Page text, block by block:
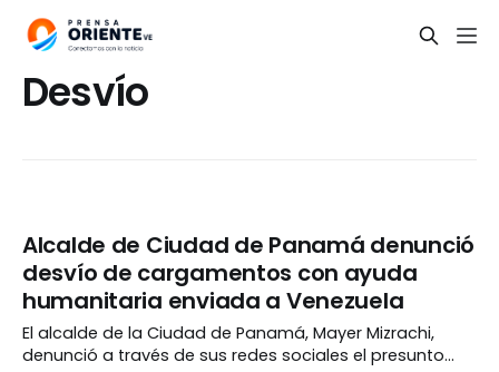
Desvío
Alcalde de Ciudad de Panamá denunció
desvío de cargamentos con ayuda
humanitaria enviada a Venezuela
El alcalde de la Ciudad de Panamá, Mayer Mizrachi,
denunció a través de sus redes sociales el presunto